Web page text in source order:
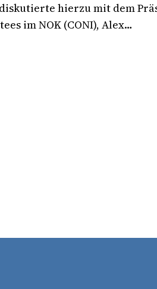
hierzu mit dem
im NOK (CONI), Alex…